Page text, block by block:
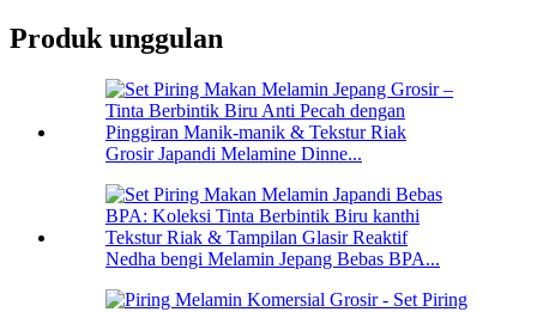
Produk unggulan
Grosir Japandi Melamine Dinne...
Nedha bengi Melamin Jepang Bebas BPA...